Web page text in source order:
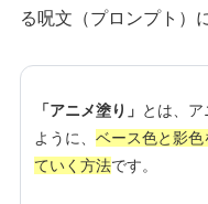
る呪文（プロンプト）
「アニメ塗り」 とは、
ように、ベース色と影
ていく方法です。